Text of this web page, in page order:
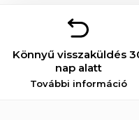
Könnyű visszaküldés
nap alatt
További információ